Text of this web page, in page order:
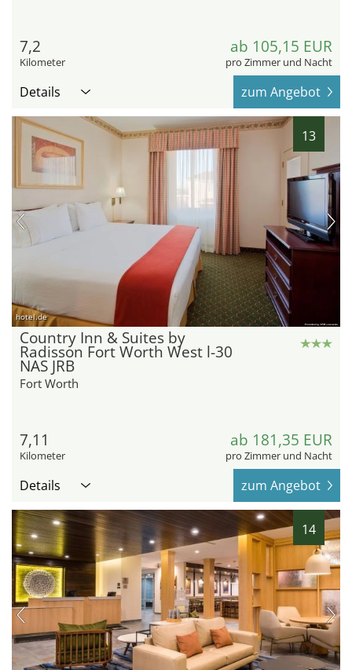
7,2
Kilometer
ab 105,15 EUR
pro Zimmer und Nacht
Details zum Angebot
13
hotel.de
Country Inn & Suites by
Radisson Fort Worth West l-30
NAS JRB
Fort Worth
7,11
Kilometer
ab 181,35 EUR
pro Zimmer und Nacht
Details zum Angebot
14